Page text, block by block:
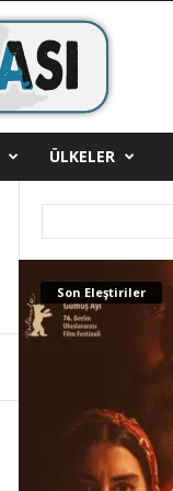
ÜLKELER
Son Eleştiriler